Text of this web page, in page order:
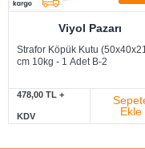
Viyol Pazarı
Strafor Köpük Kutu
cm 10kg - 1 Adet B-2
478,00 TL +
KDV
Ekle